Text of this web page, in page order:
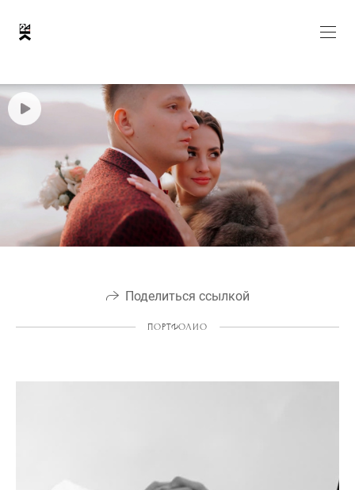
Поделиться ссылкой
ПОРТФОЛИО